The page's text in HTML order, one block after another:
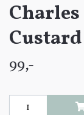
Custard
99,-